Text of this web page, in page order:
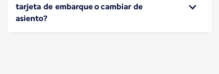
tarjeta de embarque o cambiar de
asiento?